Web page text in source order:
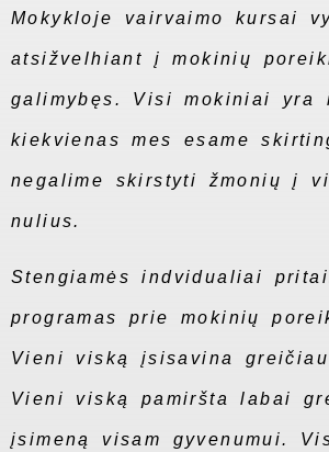
Mokykloje vairvaimo kursai
atsižvelhiant į mokinių
galimybęs. Visi mokiniai yra
kiekvienas mes esame
negalime skirstyti žmonių į
nulius.
Stengiamės indvidualiai
programas prie mokinių
Vieni viską įsisavina
Vieni viską pamiršta labai
įsimeną visam gyvenumui.